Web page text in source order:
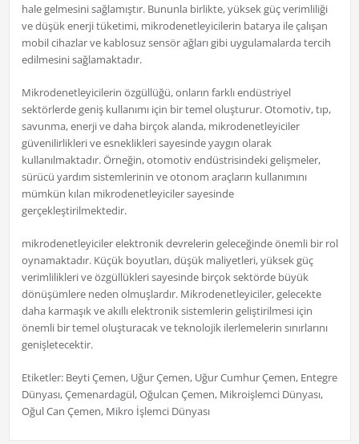
hale gelmesini sağlamıştır. Bununla birlikte, yüksek güç verimliliği
ve düşük enerji tüketimi, mikrodenetleyicilerin batarya ile çalışan
mobil cihazlar ve kablosuz sensör ağları gibi uygulamalarda tercih
edilmesini sağlamaktadır.
Mikrodenetleyicilerin özgüllüğü, onların farklı endüstriyel
sektörlerde geniş kullanımı için bir temel oluşturur. Otomotiv, tıp,
savunma, enerji ve daha birçok alanda, mikrodenetleyiciler
güvenilirlikleri ve esneklikleri sayesinde yaygın olarak
kullanılmaktadır. Örneğin, otomotiv endüstrisindeki gelişmeler,
sürücü yardım sistemlerinin ve otonom araçların kullanımını
mümkün kılan mikrodenetleyiciler sayesinde
gerçekleştirilmektedir.
mikrodenetleyiciler elektronik devrelerin geleceğinde önemli bir rol
oynamaktadır. Küçük boyutları, düşük maliyetleri, yüksek güç
verimlilikleri ve özgüllükleri sayesinde birçok sektörde büyük
dönüşümlere neden olmuşlardır. Mikrodenetleyiciler, gelecekte
daha karmaşık ve akıllı elektronik sistemlerin geliştirilmesi için
önemli bir temel oluşturacak ve teknolojik ilerlemelerin sınırlarını
genişletecektir.
Etiketler: Beyti Çemen, Uğur Çemen, Uğur Cumhur Çemen, Entegre
Dünyası, Çemenardagül, Oğulcan Çemen, Mikroişlemci Dünyası,
Oğul Can Çemen, Mikro İşlemci Dünyası